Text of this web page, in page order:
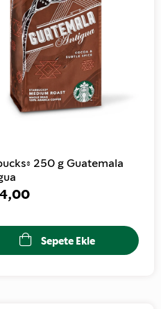
250 g Guatemala
Sepete Ekle